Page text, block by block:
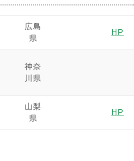
広島
県
HP
神奈
川県
山梨
県
HP